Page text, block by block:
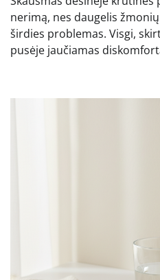
nerimą, nes daugelis
širdies problemas. Visgi,
pusėje jaučiamas